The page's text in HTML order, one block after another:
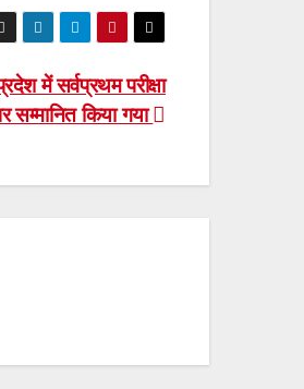
में सर्वप्रथम परीक्षा
सम्मानित किया गया